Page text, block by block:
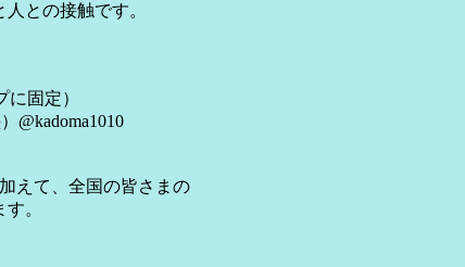
との接触です。
固定）
@kadoma1010
えて、全国の皆さまの
。